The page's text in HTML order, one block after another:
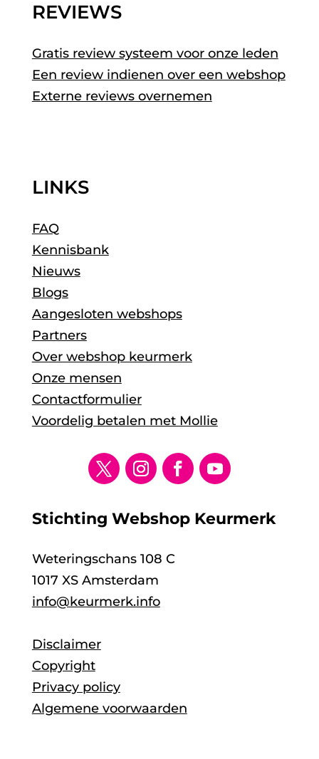
REVIEWS
Gratis review systeem voor onze leden
Een review indienen over een webshop
Externe reviews overnemen
LINKS
FAQ
Kennisbank
Nieuws
Blogs
Aangesloten webshops
Partners
Over webshop keurmerk
Onze mensen
Contactformulier
Voordelig betalen met Mollie
Stichting Webshop Keurmerk
Weteringschans 108 C
1017 XS Amsterdam
info@keurmerk.info
Disclaimer
Copyright
Privacy policy
Algemene voorwaarden